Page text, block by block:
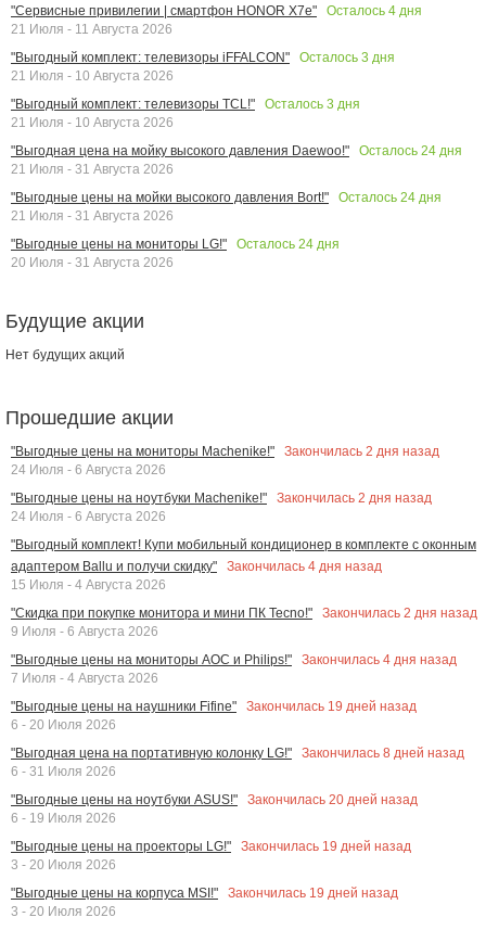
"Сервисные привилегии | смартфон HONOR X7e"
Осталось 4 дня
21 Июля - 11 Августа 2026
"Выгодный комплект: телевизоры iFFALCON"
Осталось 3 дня
21 Июля - 10 Августа 2026
"Выгодный комплект: телевизоры TCL!"
Осталось 3 дня
21 Июля - 10 Августа 2026
"Выгодная цена на мойку высокого давления Daewoo!"
Осталось 24 дня
21 Июля - 31 Августа 2026
"Выгодные цены на мойки высокого давления Bort!"
Осталось 24 дня
21 Июля - 31 Августа 2026
"Выгодные цены на мониторы LG!"
Осталось 24 дня
20 Июля - 31 Августа 2026
Будущие акции
Нет будущих акций
Прошедшие акции
"Выгодные цены на мониторы Machenike!" Закончилась 2 дня назад
24 Июля - 6 Августа 2026
"Выгодные цены на ноутбуки Machenike!"
Закончилась 2 дня назад
24 Июля - 6 Августа 2026
"Выгодный комплект! Купи мобильный кондиционер в комплекте с оконным
адаптером Ballu и получи скидку"
Закончилась 4 дня назад
15 Июля - 4 Августа 2026
"Скидка при покупке монитора и мини ПК Tecno!"
Закончилась 2 дня назад
9 Июля - 6 Августа 2026
"Выгодные цены на мониторы AOC и Philips!"
Закончилась 4 дня назад
7 Июля - 4 Августа 2026
"Выгодные цены на наушники Fifine"
Закончилась 19 дней назад
6 - 20 Июля 2026
"Выгодная цена на портативную колонку LG!"
Закончилась 8 дней назад
6 - 31 Июля 2026
"Выгодные цены на ноутбуки ASUS!"
Закончилась 20 дней назад
6 - 19 Июля 2026
"Выгодные цены на проекторы LG!"
Закончилась 19 дней назад
3 - 20 Июля 2026
"Выгодные цены на корпуса MSI!"
Закончилась 19 дней назад
3 - 20 Июля 2026